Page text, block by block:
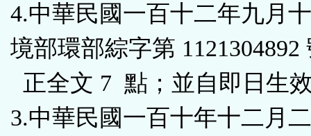
按
鈕
區
4.中華民國一百十二年九月
境部環部綜字第 1121304892
正全文 7 點；並自即日生
3.中華民國一百十年十二月